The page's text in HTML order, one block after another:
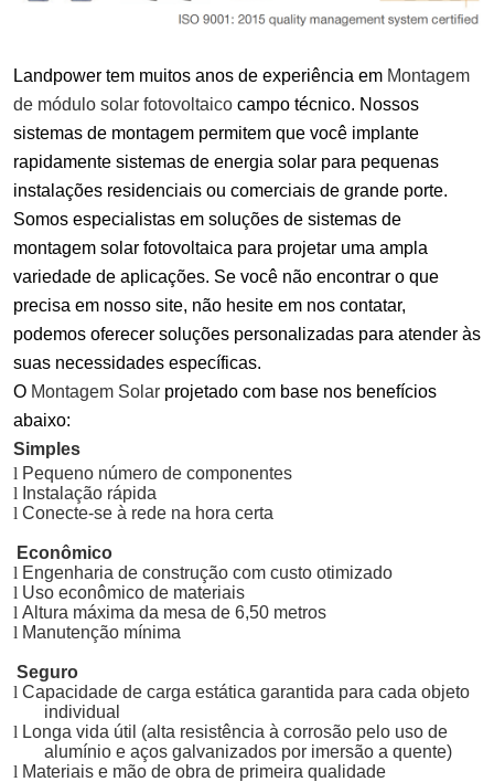
Landpower tem muitos anos de experiência em Montagem
de módulo solar fotovoltaico campo técnico. Nossos
sistemas de montagem permitem que você implante
rapidamente sistemas de energia solar para pequenas
instalações residenciais ou comerciais de grande porte.
Somos especialistas em soluções de sistemas de
montagem solar fotovoltaica para projetar uma ampla
variedade de aplicações. Se você não encontrar o que
precisa em nosso site, não hesite em nos contatar,
podemos oferecer soluções personalizadas para atender às
suas necessidades específicas.
O Montagem Solar projetado com base nos benefícios
abaixo:
Simples
l Pequeno número de componentes
l Instalação rápida
l Conecte-se à rede na hora certa
Econômico
l Engenharia de construção com custo otimizado
l Uso econômico de materiais
l Altura máxima da mesa de 6,50 metros
l Manutenção mínima
Seguro
l Capacidade de carga estática garantida para cada objeto
individual
l Longa vida útil (alta resistência à corrosão pelo uso de
alumínio e aços galvanizados por imersão a quente)
l Materiais e mão de obra de primeira qualidade